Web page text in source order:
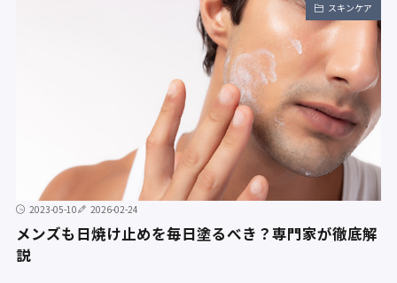
スキンケア
2023-05-10 2026-02-24
メンズも日焼け止めを毎日塗るべき？専門家が徹底解
説